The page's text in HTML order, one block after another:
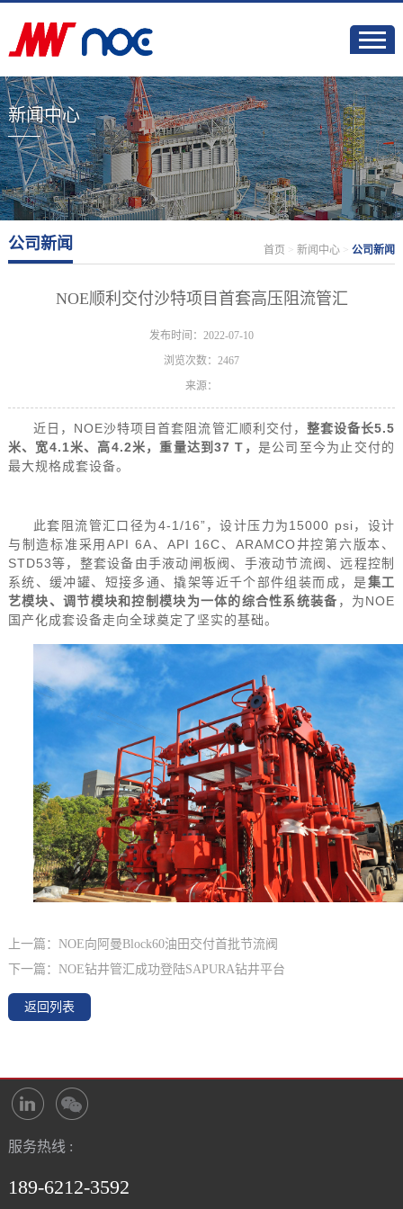
新闻中心
首页 >新闻中心 >公司新闻
公司新闻
NOE顺利交付沙特项目首套高压阻流管汇
发布时间：2022-07-10
浏览次数：2467
来源：
近日， NOE沙特项目首套阻流管汇顺利交付， 整套设备长5.5
米、宽4.1米、高4.2米，重量达到37 T ， 是公司至今为止交付的
最大规格成套设备。
此套阻流管汇口径为 4-1/16” ，设计压力为 15000 psi ，设计
与制造标准采用API 6A 、 API 16C 、 ARAMCO井控第六版本、
STD53等，整套设备由手液动闸板阀、手液动节流阀、远程控制
系统、缓冲罐、短接多通、撬架等近千个部件组装而成，是集工
艺模块、调节模块和控制模块为一体的综合性系统装备 ，为 NOE
国产化成套设备走向全球奠定了坚实的基础。
上一篇：NOE向阿曼Block60油田交付首批节流阀
返回列表
下一篇：NOE钻井管汇成功登陆SAPURA钻井平台
服务热线 :
189-6212-3592